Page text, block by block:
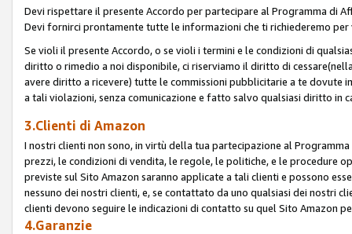
Devi rispettare il presente Accordo per partecipare al Programma di
Devi fornirci prontamente tutte le informazioni che ti richiederemo
Se violi il presente Accordo, o se violi i termini e le condizioni di
diritto o rimedio a noi disponibile, ci riserviamo il diritto di
avere diritto a ricevere) tutte le commissioni pubblicitarie a te dovute
a tali violazioni, senza comunicazione e fatto salvo qualsiasi diritto in
3.Clienti di Amazon
I nostri clienti non sono, in virtù della tua partecipazione al
prezzi, le condizioni di vendita, le regole, le politiche, e le procedure
previste sul Sito Amazon saranno applicate a tali clienti e possono
nessuno dei nostri clienti, e, se contattato da uno qualsiasi dei nostri
clienti devono seguire le indicazioni di contatto su quel Sito Amazon
4.Garanzie